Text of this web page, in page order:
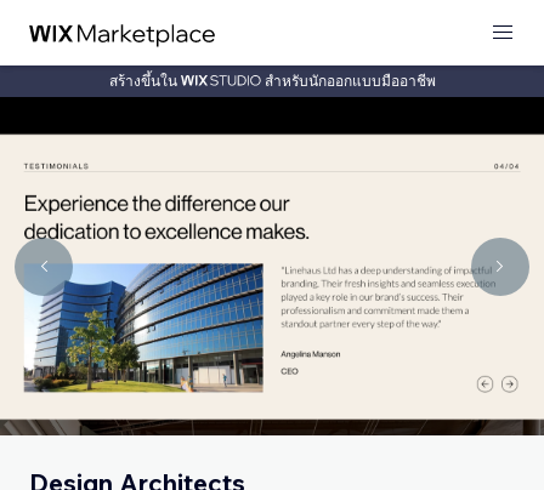
สร้างขึ้นใน สำหรับนักออกแบบมืออาชีพ
Design Architects